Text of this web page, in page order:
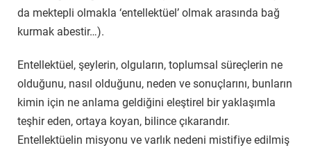
da mektepli olmakla ‘entellektüel’ olmak arasında bağ
kurmak abestir…).
Entellektüel, şeylerin, olguların, toplumsal süreçlerin ne
olduğunu, nasıl olduğunu, neden ve sonuçlarını, bunların
kimin için ne anlama geldiğini eleştirel bir yaklaşımla
teşhir eden, ortaya koyan, bilince çıkarandır.
Entellektüelin misyonu ve varlık nedeni mistifiye edilmiş